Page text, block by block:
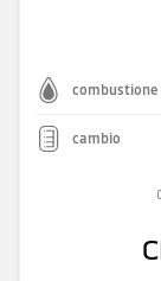
combustione
cambio